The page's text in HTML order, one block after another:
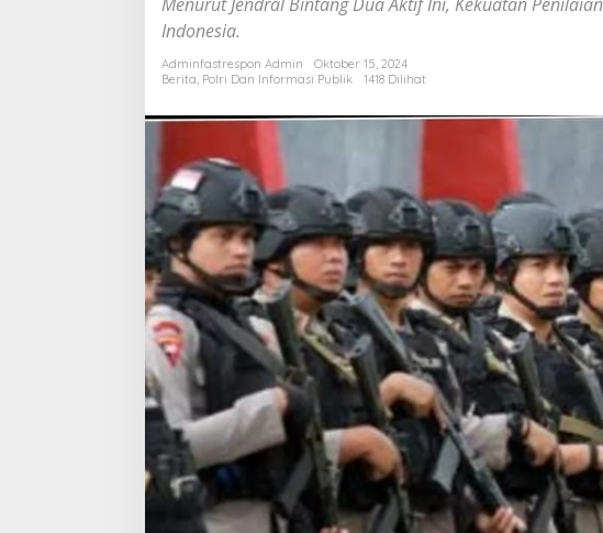
Respon
Indonesia.
Adminfastrespon Admin
Oktober 15, 2024
Berita, Polri Dan Informasi Publik 1418 Dilihat